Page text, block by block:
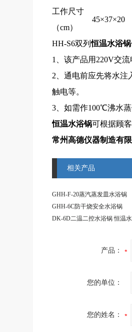
工作尺寸
（cm）
45×37×20
HH-S6双列恒温水浴锅
1、该产品用220V交
2、通电前应先将水注
触电等。
3、如需作100℃沸水
恒温水浴锅可根据顾
常州高德仪器制造有
相关产品
GHH-F-20蒸汽蒸发皿水浴锅
GHH-6C防干烧安全水浴锅
DK-6D二温二控水浴锅 恒温
产品：
您的单位：
您的姓名：